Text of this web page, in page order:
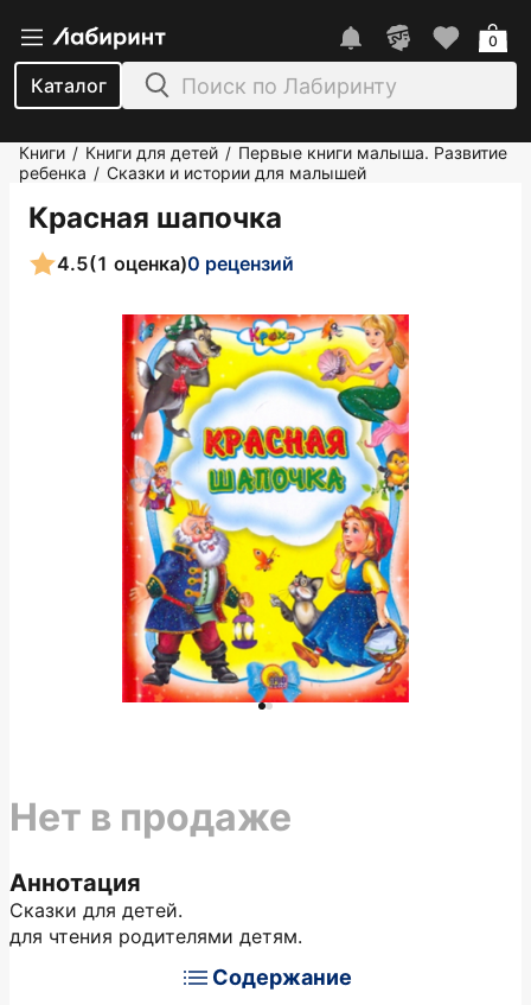
Каталог
0
Книги / Книги для детей / Первые книги малыша. Развитие
ребенка / Сказки и истории для малышей
Красная шапочка
4.5(1 оценка)0 рецензий
Аннотация
Сказки для детей.
для чтения родителями детям.
Содержание
Нет в продаже